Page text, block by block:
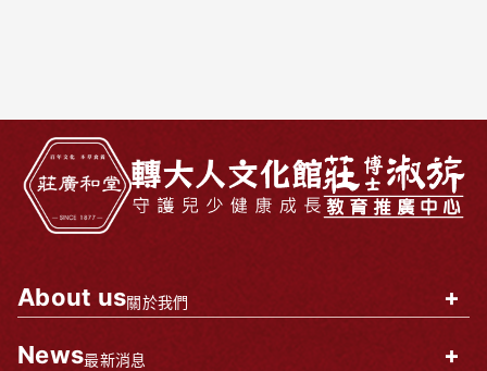
About us關於我們 +
News最新消息 +